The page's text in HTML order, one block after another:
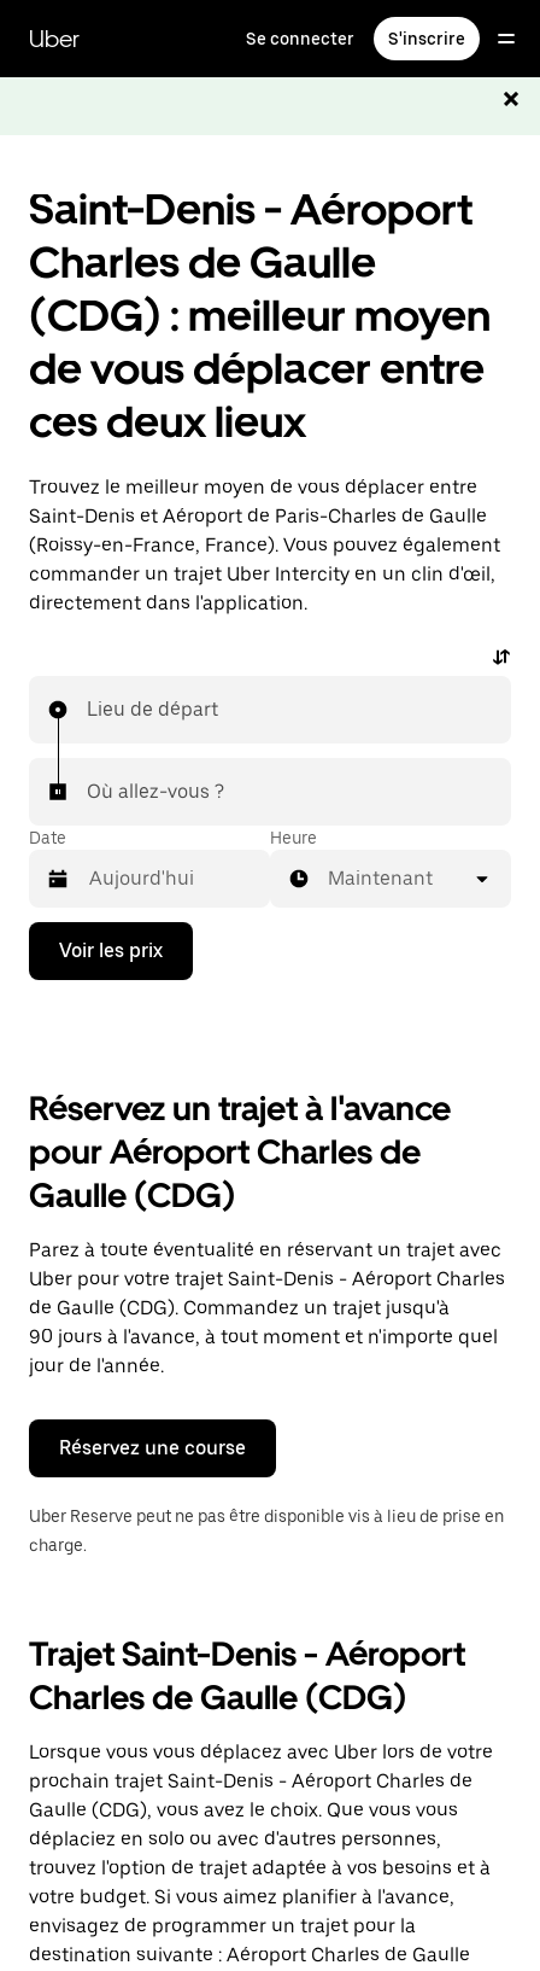
contenu
principal
Uber Se connecter S'inscrire
Saint-Denis - Aéroport
Charles de Gaulle
(CDG) : meilleur moyen
de vous déplacer entre
ces deux lieux
Trouvez le meilleur moyen de vous déplacer entre
Saint-Denis et Aéroport de Paris-Charles de Gaulle
(Roissy-en-France, France). Vous pouvez également
commander un trajet Uber Intercity en un clin d'œil,
directement dans l'application.
Lieu de départ
Où allez-vous ?
Date
Appuyez
la
ouvrir
calendrier
et
sélectionner
date.
Appuyez
sur
la
touche
Échap
pour
le
calendrier.
Heure
Maintenant
Voir les prix
Réservez un trajet à l'avance
pour Aéroport Charles de
Gaulle (CDG)
Parez à toute éventualité en réservant un trajet avec
Uber pour votre trajet Saint-Denis - Aéroport Charles
de Gaulle (CDG). Commandez un trajet jusqu'à
90 jours à l'avance, à tout moment et n'importe quel
jour de l'année.
Réservez une course
Uber Reserve peut ne pas être disponible vis à lieu de prise en
charge.
Trajet Saint-Denis - Aéroport
Charles de Gaulle (CDG)
Lorsque vous vous déplacez avec Uber lors de votre
prochain trajet Saint-Denis - Aéroport Charles de
Gaulle (CDG), vous avez le choix. Que vous vous
déplaciez en solo ou avec d'autres personnes,
trouvez l'option de trajet adaptée à vos besoins et à
votre budget. Si vous aimez planifier à l'avance,
envisagez de programmer un trajet pour la
destination suivante : Aéroport Charles de Gaulle